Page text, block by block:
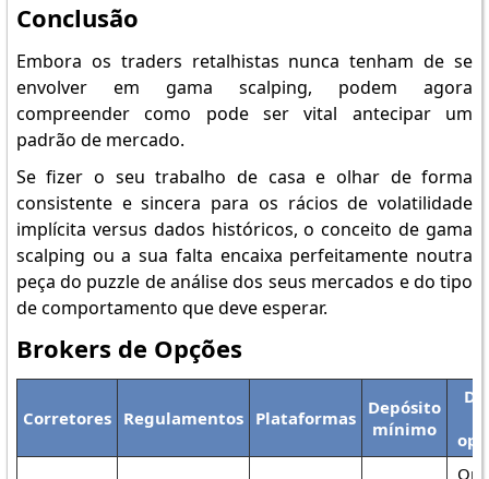
Conclusão
Embora os traders retalhistas nunca tenham de se
envolver em gama scalping, podem agora
compreender como pode ser vital antecipar um
padrão de mercado.
Se fizer o seu trabalho de casa e olhar de forma
consistente e sincera para os rácios de volatilidade
implícita versus dados históricos, o conceito de gama
scalping ou a sua falta encaixa perfeitamente noutra
peça do puzzle de análise dos seus mercados e do tipo
de comportamento que deve esperar.
Brokers de Opções
Corretores Regulamentos Plataformas
Depósito
mínimo